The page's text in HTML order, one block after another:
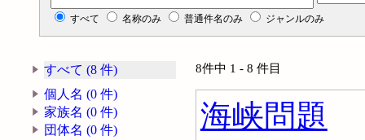
すべて 名称のみ 普通件名のみ ジャンルのみ
すべて (8 件)
個人名 (0 件)
家族名 (0 件)
団体名 (0 件)
8件中 1 - 8 件目
海峡問題